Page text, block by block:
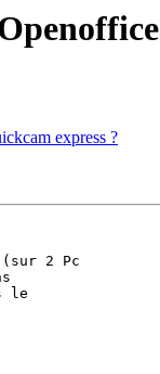
express ?
(sur 2 Pc
le